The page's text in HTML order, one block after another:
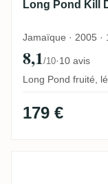
Long Pond Kill
Jamaïque · 2005 ·
8,1/10·10 avis
Long Pond fruité,
179 €